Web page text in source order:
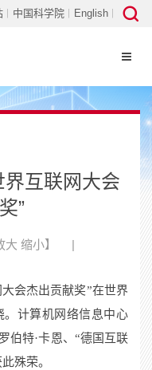
中国科学院 English
界互联网大会
”
大 缩小】
会杰出贡献奖”在世界
。计算机网络信息中心
伯特·卡恩、“德国互联
殊荣。